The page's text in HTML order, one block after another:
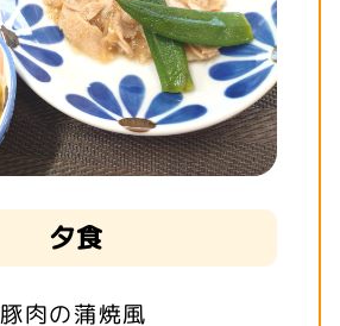
夕食
豚肉の蒲焼風